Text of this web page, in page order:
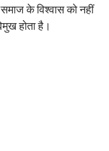
के विश्वास को नहीं
होता है।